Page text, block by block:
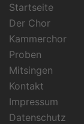
Startseite
Der Chor
Kammerchor
Proben
Mitsingen
Kontakt
Impressum
Datenschutz